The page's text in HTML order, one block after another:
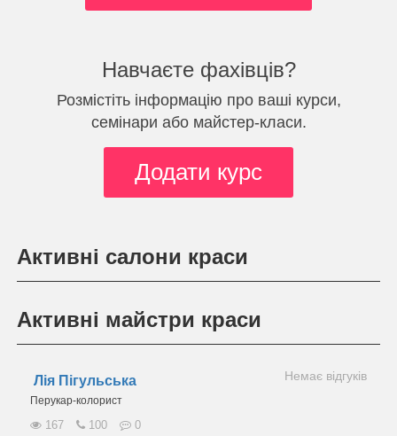
Навчаєте фахівців?
Розмістіть інформацію про ваші курси,
семінари або майстер-класи.
Додати курс
Активні салони краси
Активні майстри краси
Лія Пігульська
Перукар-колорист
167 100 0
Немає відгуків